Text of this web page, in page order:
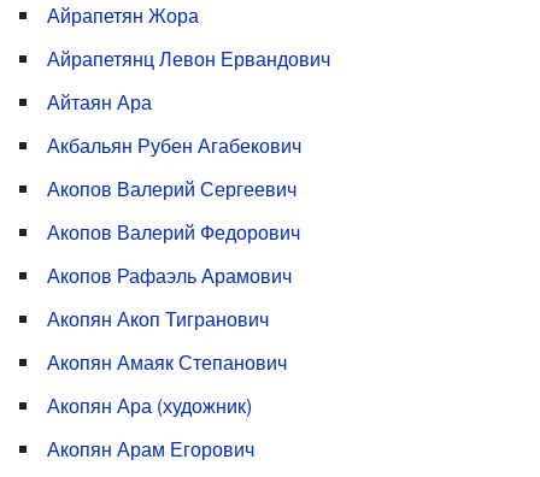
Айрапетян Жора
Айрапетянц Левон Ервандович
Айтаян Ара
Акбальян Рубен Агабекович
Акопов Валерий Сергеевич
Акопов Валерий Федорович
Акопов Рафаэль Арамович
Акопян Акоп Тигранович
Акопян Амаяк Степанович
Акопян Ара (художник)
Акопян Арам Егорович